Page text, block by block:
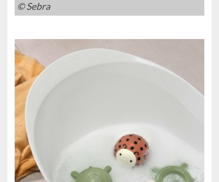
© Sebra